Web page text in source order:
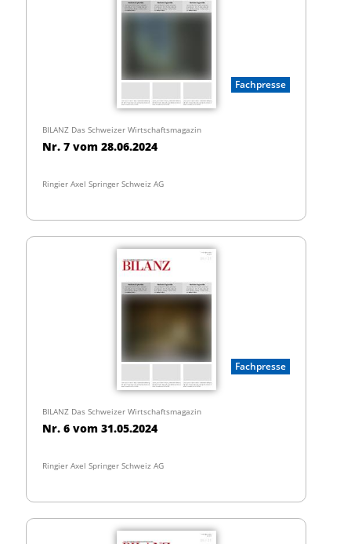
Fachpresse
BILANZ Das Schweizer Wirtschaftsmagazin
Nr. 7 vom 28.06.2024
Ringier Axel Springer Schweiz AG
Fachpresse
BILANZ Das Schweizer Wirtschaftsmagazin
Nr. 6 vom 31.05.2024
Ringier Axel Springer Schweiz AG